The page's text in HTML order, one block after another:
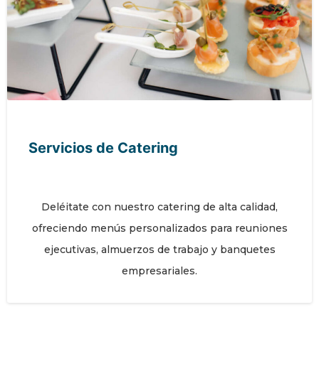
Servicios de Catering
Deléitate con nuestro catering de alta calidad,
ofreciendo menús personalizados para reuniones
ejecutivas, almuerzos de trabajo y banquetes
empresariales.